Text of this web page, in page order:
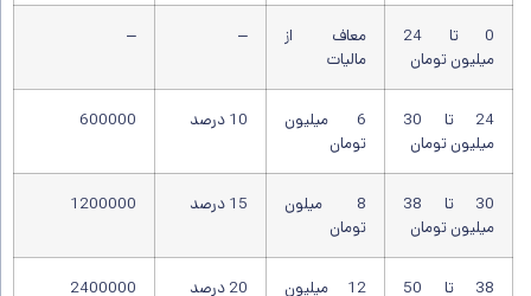
0 تا 24
میلیون تومان
معاف از
مالیات
–
–
24 تا 30
میلیون تومان
6 میلیون
تومان
10 درصد 600000
30 تا 38
میلیون تومان
8 میلون
تومان
15 درصد 1200000
38 تا 50 12 میلیون 20 درصد 2400000